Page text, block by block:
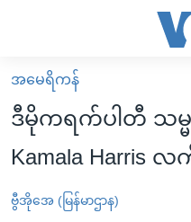
လွယ်ကူ
စေ
သည့်
များ
မူလစာမျက်နှာ
မြန်မာ
ကမ္ဘာ့သတင်းများ
နိုင်ငံတကာ
ဗွီဒီယို
အမေရိကန်
ဒီမိုကရက်ပါတီ သမ္
Kamala Harris လ
ဗွီအိုအေ (မြန်မာဌာန)